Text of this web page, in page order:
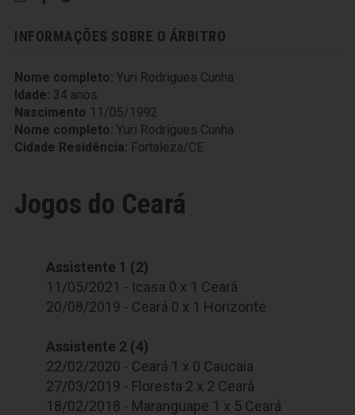
INFORMAÇÕES SOBRE O ÁRBITRO
Nome completo: Yuri Rodrigues Cunha
Idade: 34 anos
Nascimento 11/05/1992
Nome completo: Yuri Rodrigues Cunha
Cidade Residência: Fortaleza/CE
Jogos do Ceará
Assistente 1 (2)
11/05/2021 - Icasa 0 x 1 Ceará
20/08/2019 - Ceará 0 x 1 Horizonte
Assistente 2 (4)
22/02/2020 - Ceará 1 x 0 Caucaia
27/03/2019 - Floresta 2 x 2 Ceará
18/02/2018 - Maranguape 1 x 5 Ceará